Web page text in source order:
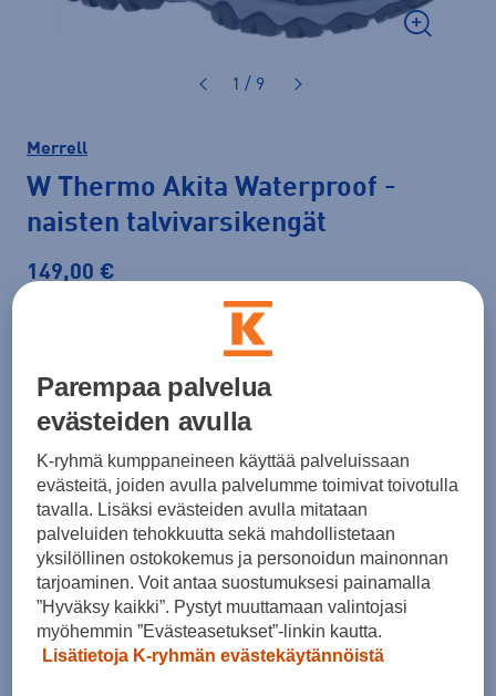
1 / 9
Merrell
W Thermo Akita Waterproof -
naisten talvivarsikengät
149,00 €
Koko
36 37 37,5 38 38,5 39
40,5 41 42
Kokotaulukko
Lisää ostoskoriin
Parempaa palvelua
evästeiden avulla
K-ryhmä kumppaneineen käyttää palveluissaan
evästeitä, joiden avulla palvelumme toimivat toivotulla
tavalla. Lisäksi evästeiden avulla mitataan
palveluiden tehokkuutta sekä mahdollistetaan
yksilöllinen ostokokemus ja personoidun mainonnan
tarjoaminen. Voit antaa suostumuksesi painamalla
”Hyväksy kaikki”. Pystyt muuttamaan valintojasi
myöhemmin ”Evästeasetukset”-linkin kautta.
Lisätietoja K-ryhmän evästekäytännöistä